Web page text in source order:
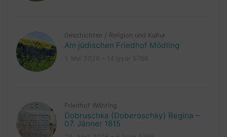
Geschichten / Religion und Kultur
Am jüdischen Friedhof Mödling
Friedhof Währing
Dobruschka (Doberoschky) Regina –
07. Jänner 1815